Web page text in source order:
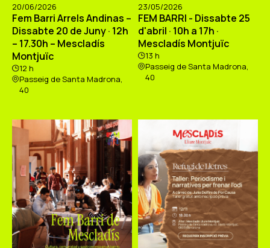
20/06/2026
Fem Barri Arrels Andinas –
Dissabte 20 de Juny · 12h
– 17.30h – Mescladís
Montjuïc
12 h
Passeig de Santa Madrona,
40
23/05/2026
FEM BARRI - Dissabte 25
d'abril · 10h a 17h ·
Mescladís Montjuïc
13 h
Passeig de Santa Madrona,
40